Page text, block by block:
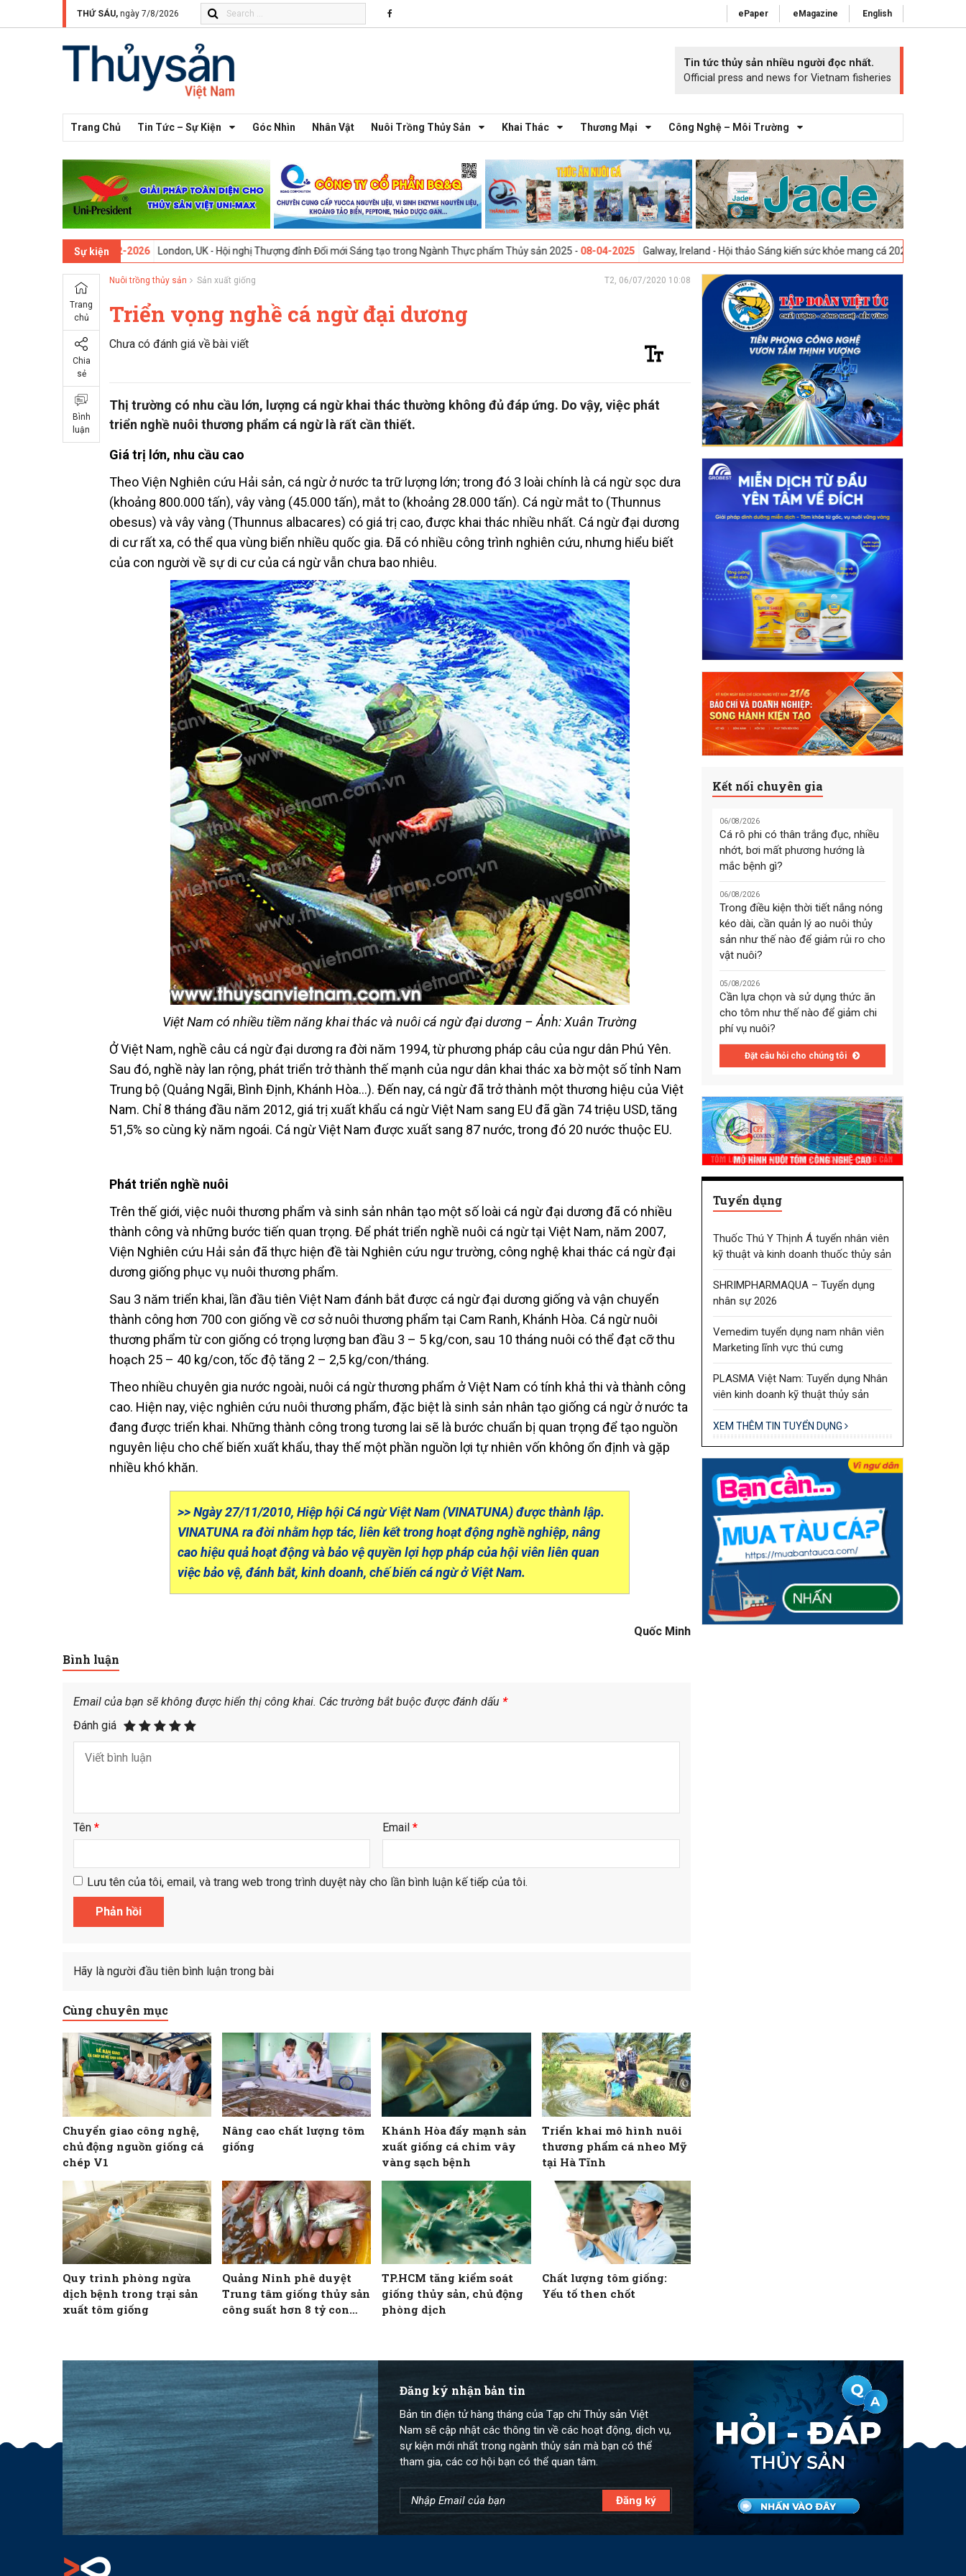
THỨ SÁU, ngày 7/8/2026 ePaper eMagazine English
Tin tức thủy sản nhiều người đọc nhất.
Official press and news for Vietnam fisheries
Trang Chủ Tin Tức – Sự Kiện Góc Nhìn Nhân Vật Nuôi Trồng Thủy Sản Khai Thác Thương Mại Công Nghệ – Môi Trường
Sự kiện
09-02-2026 London, UK - Hội nghị Thượng đỉnh Đổi mới Sáng tạo trong Ngành Thực phẩm Thủy sản 2025 -08-04-2025 Galway, Ireland - Hội thảo Sáng kiến sức khỏe mang cá 2025 -23-04-2025
Trang
chủ
Chia
sẻ
Bình
luận
Nuôi trồng thủy sản Sản xuất giống T2, 06/07/2020 10:08
Triển vọng nghề cá ngừ đại dương
Chưa có đánh giá về bài viết
Thị trường có nhu cầu lớn, lượng cá ngừ khai thác thường không đủ đáp ứng. Do vậy, việc phát
triển nghề nuôi thương phẩm cá ngừ là rất cần thiết.
Giá trị lớn, nhu cầu cao
Theo Viện Nghiên cứu Hải sản, cá ngừ ở nước ta trữ lượng lớn; trong đó 3 loài chính là cá ngừ sọc dưa
(khoảng 800.000 tấn), vây vàng (45.000 tấn), mắt to (khoảng 28.000 tấn). Cá ngừ mắt to (Thunnus
obesus) và vây vàng (Thunnus albacares) có giá trị cao, được khai thác nhiều nhất. Cá ngừ đại dương
di cư rất xa, có thể qua vùng biển nhiều quốc gia. Đã có nhiều công trình nghiên cứu, nhưng hiểu biết
của con người về sự di cư của cá ngừ vẫn chưa bao nhiêu.
Việt Nam có nhiều tiềm năng khai thác và nuôi cá ngừ đại dương – Ảnh: Xuân Trường
Ở Việt Nam, nghề câu cá ngừ đại dương ra đời năm 1994, từ phương pháp câu của ngư dân Phú Yên.
Sau đó, nghề này lan rộng, phát triển trở thành thế mạnh của ngư dân khai thác xa bờ một số tỉnh Nam
Trung bộ (Quảng Ngãi, Bình Định, Khánh Hòa…). Đến nay, cá ngừ đã trở thành một thương hiệu của Việt
Nam. Chỉ 8 tháng đầu năm 2012, giá trị xuất khẩu cá ngừ Việt Nam sang EU đã gần 74 triệu USD, tăng
51,5% so cùng kỳ năm ngoái. Cá ngừ Việt Nam được xuất sang 87 nước, trong đó 20 nước thuộc EU.
Phát triển nghề nuôi
Trên thế giới, việc nuôi thương phẩm và sinh sản nhân tạo một số loài cá ngừ đại dương đã có nhiều
thành công và những bước tiến quan trọng. Để phát triển nghề nuôi cá ngừ tại Việt Nam, năm 2007,
Viện Nghiên cứu Hải sản đã thực hiện đề tài Nghiên cứu ngư trường, công nghệ khai thác cá ngừ đại
dương giống phục vụ nuôi thương phẩm.
Sau 3 năm triển khai, lần đầu tiên Việt Nam đánh bắt được cá ngừ đại dương giống và vận chuyển
thành công hơn 700 con giống về cơ sở nuôi thương phẩm tại Cam Ranh, Khánh Hòa. Cá ngừ nuôi
thương phẩm từ con giống có trọng lượng ban đầu 3 – 5 kg/con, sau 10 tháng nuôi có thể đạt cỡ thu
hoạch 25 – 40 kg/con, tốc độ tăng 2 – 2,5 kg/con/tháng.
Theo nhiều chuyên gia nước ngoài, nuôi cá ngừ thương phẩm ở Việt Nam có tính khả thi và thành công
cao. Hiện nay, việc nghiên cứu nuôi thương phẩm, đặc biệt là sinh sản nhân tạo giống cá ngừ ở nước ta
đang được triển khai. Những thành công trong tương lai sẽ là bước chuẩn bị quan trọng để tạo nguồn
nguyên liệu cho chế biến xuất khẩu, thay thế một phần nguồn lợi tự nhiên vốn không ổn định và gặp
nhiều khó khăn.
>> Ngày 27/11/2010, Hiệp hội Cá ngừ Việt Nam (VINATUNA) được thành lập.
VINATUNA ra đời nhằm hợp tác, liên kết trong hoạt động nghề nghiệp, nâng
cao hiệu quả hoạt động và bảo vệ quyền lợi hợp pháp của hội viên liên quan
việc bảo vệ, đánh bắt, kinh doanh, chế biến cá ngừ ở Việt Nam.
Quốc Minh
Bình luận
Email của bạn sẽ không được hiển thị công khai. Các trường bắt buộc được đánh dấu *
Đánh giá
Tên * Email*
Lưu tên của tôi, email, và trang web trong trình duyệt này cho lần bình luận kế tiếp của tôi.
Hãy là người đầu tiên bình luận trong bài
Cùng chuyên mục
Chuyển giao công nghệ,
chủ động nguồn giống cá
chép V1
Nâng cao chất lượng tôm
giống
Khánh Hòa đẩy mạnh sản
xuất giống cá chim vây
vàng sạch bệnh
Triển khai mô hình nuôi
thương phẩm cá nheo Mỹ
tại Hà Tĩnh
Quy trình phòng ngừa
dịch bệnh trong trại sản
xuất tôm giống
Quảng Ninh phê duyệt
Trung tâm giống thủy sản
công suất hơn 8 tỷ con
TP.HCM tăng kiểm soát
giống thủy sản, chủ động
phòng dịch
Chất lượng tôm giống:
Yếu tố then chốt
Kết nối chuyên gia
06/08/2026
Cá rô phi có thân trắng đục, nhiều
nhớt, bơi mất phương hướng là
mắc bệnh gì?
06/08/2026
Trong điều kiện thời tiết nắng nóng
kéo dài, cần quản lý ao nuôi thủy
sản như thế nào để giảm rủi ro cho
vật nuôi?
05/08/2026
Cần lựa chọn và sử dụng thức ăn
cho tôm như thế nào để giảm chi
phí vụ nuôi?
Đặt câu hỏi cho chúng tôi
Tuyển dụng
Thuốc Thú Y Thịnh Á tuyển nhân viên
kỹ thuật và kinh doanh thuốc thủy sản
SHRIMPHARMAQUA – Tuyển dụng
nhân sự 2026
Vemedim tuyển dụng nam nhân viên
Marketing lĩnh vực thú cưng
PLASMA Việt Nam: Tuyển dụng Nhân
viên kinh doanh kỹ thuật thủy sản
XEM THÊM TIN TUYỂN DỤNG
Đăng ký nhận bản tin
Bản tin điện tử hàng tháng của Tạp chí Thủy sản Việt
Nam sẽ cập nhật các thông tin về các hoạt động, dịch vụ,
sự kiện mới nhất trong ngành thủy sản mà bạn có thể
tham gia, các cơ hội bạn có thể quan tâm.